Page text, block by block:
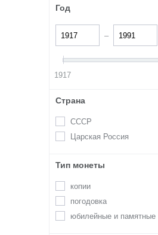
Год
–
1917
Страна
СССР
Царская Россия
Тип монеты
копии
погодовка
юбилейные и памятные